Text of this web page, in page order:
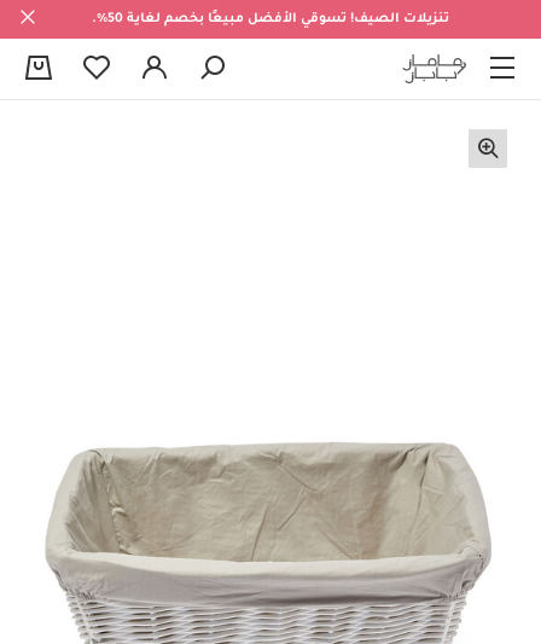
تنزيلات الصيف! تسوقي الأفضل مبيعًا بخصم لغاية 50%.